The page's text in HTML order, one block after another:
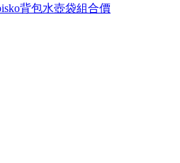
背包水壺袋組合價